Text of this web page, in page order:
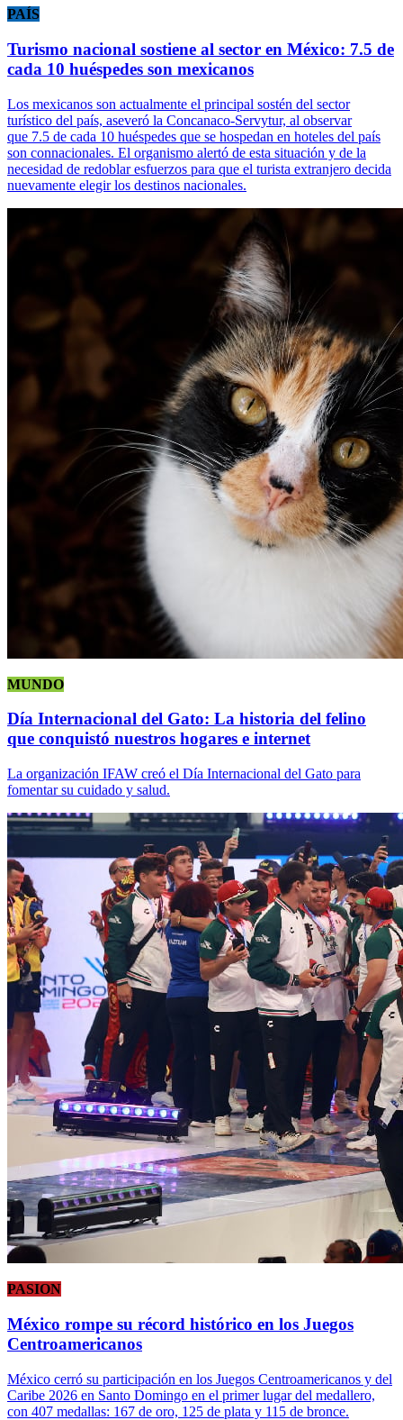
PAÍS
Turismo nacional sostiene al sector en México: 7.5 de
cada 10 huéspedes son mexicanos
Los mexicanos son actualmente el principal sostén del sector
turístico del país, aseveró la Concanaco-Servytur, al observar
que 7.5 de cada 10 huéspedes que se hospedan en hoteles del país
son connacionales. El organismo alertó de esta situación y de la
necesidad de redoblar esfuerzos para que el turista extranjero decida
nuevamente elegir los destinos nacionales.
MUNDO
Día Internacional del Gato: La historia del felino
que conquistó nuestros hogares e internet
La organización IFAW creó el Día Internacional del Gato para
fomentar su cuidado y salud.
PASION
México rompe su récord histórico en los Juegos
Centroamericanos
México cerró su participación en los Juegos Centroamericanos y del
Caribe 2026 en Santo Domingo en el primer lugar del medallero,
con 407 medallas: 167 de oro, 125 de plata y 115 de bronce.